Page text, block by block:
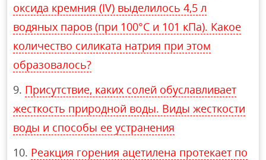
оксида кремния (IV) выделилось 4,5 л
водяных паров (при 100°С и 101 кПа). Какое
количество силиката натрия при этом
образовалось?
Присутствие, каких солей обуславливает
жесткость природной воды. Виды жесткости
воды и способы ее устранения
Реакция горения ацетилена протекает по